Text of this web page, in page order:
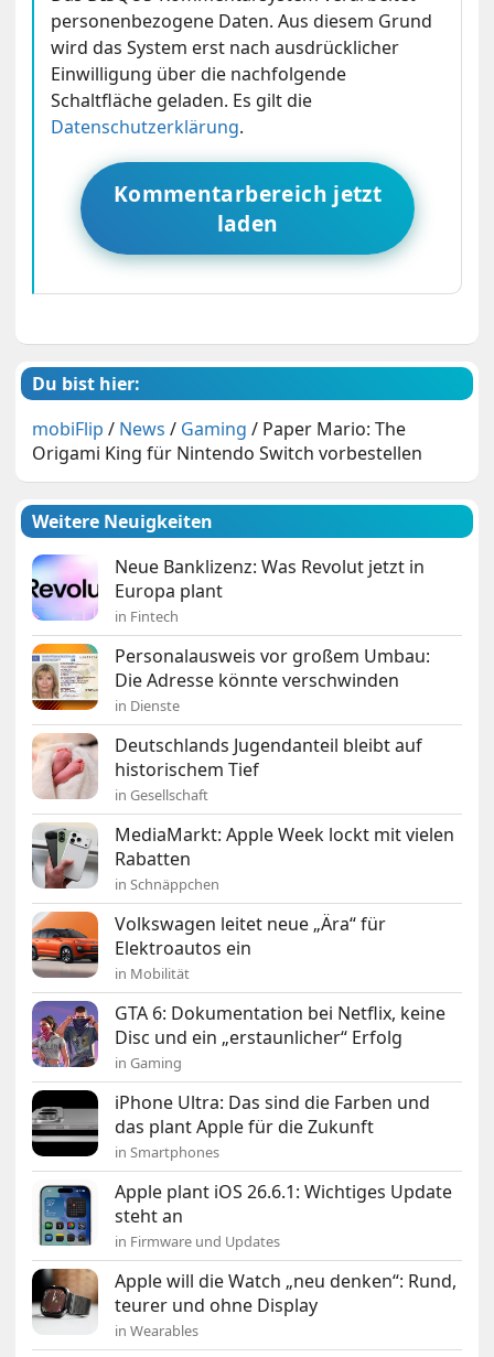
personenbezogene Daten. Aus diesem Grund
wird das System erst nach ausdrücklicher
Einwilligung über die nachfolgende
Schaltfläche geladen. Es gilt die
Datenschutzerklärung.
Kommentarbereich jetzt
laden
Du bist hier:
mobiFlip / News / Gaming / Paper Mario: The
Origami King für Nintendo Switch vorbestellen
Weitere Neuigkeiten
Neue Banklizenz: Was Revolut jetzt in
Europa plant
in Fintech
Personalausweis vor großem Umbau:
Die Adresse könnte verschwinden
in Dienste
Deutschlands Jugendanteil bleibt auf
historischem Tief
in Gesellschaft
MediaMarkt: Apple Week lockt mit vielen
Rabatten
in Schnäppchen
Volkswagen leitet neue „Ära“ für
Elektroautos ein
in Mobilität
GTA 6: Dokumentation bei Netflix, keine
Disc und ein „erstaunlicher“ Erfolg
in Gaming
iPhone Ultra: Das sind die Farben und
das plant Apple für die Zukunft
in Smartphones
Apple plant iOS 26.6.1: Wichtiges Update
steht an
in Firmware und Updates
Apple will die Watch „neu denken“: Rund,
teurer und ohne Display
in Wearables